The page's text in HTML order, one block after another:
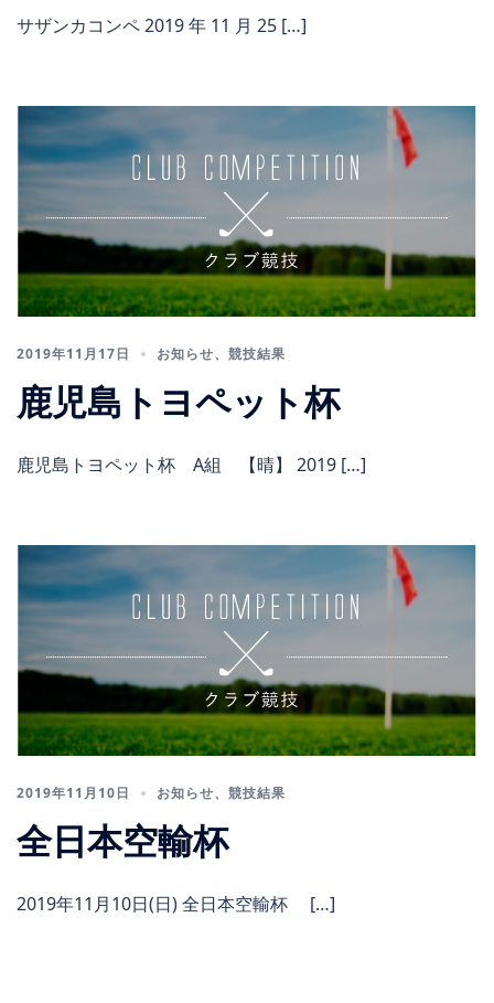
サザンカコンペ 2019 年 11 月 25 […]
2019年11月17日 お知らせ、 競技結果
鹿児島トヨペット杯
鹿児島トヨペット杯 A組 【晴】 2019 […]
2019年11月10日 お知らせ、 競技結果
全日本空輸杯
2019年11月10日(日) 全日本空輸杯 […]